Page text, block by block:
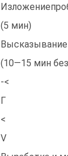
(5 мин)
(10—15 мин
-<
Г
<
V